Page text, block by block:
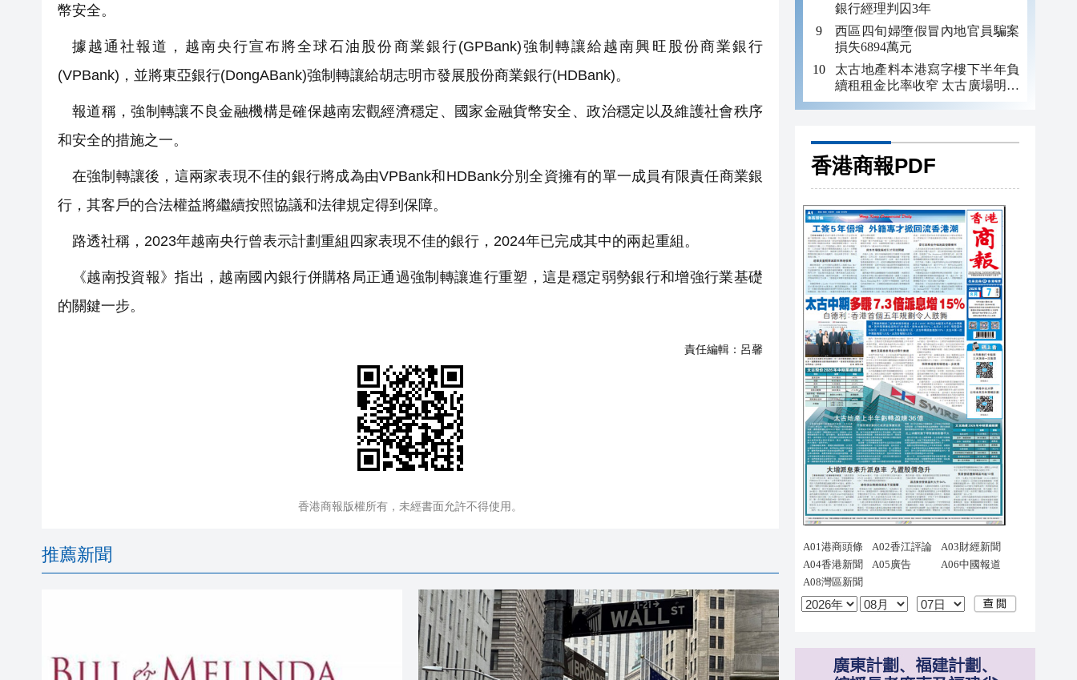
幣安全。
據越通社報道，越南央行宣布將全球石油股份商業銀行(GPBank)強制轉讓給越南興旺股份商業銀行
(VPBank)，並將東亞銀行(DongABank)強制轉讓給胡志明市發展股份商業銀行(HDBank)。
報道稱，強制轉讓不良金融機構是確保越南宏觀經濟穩定、國家金融貨幣安全、政治穩定以及維護社會秩序
和安全的措施之一。
在強制轉讓後，這兩家表現不佳的銀行將成為由VPBank和HDBank分別全資擁有的單一成員有限責任商業銀
行，其客戶的合法權益將繼續按照協議和法律規定得到保障。
路透社稱，2023年越南央行曾表示計劃重組四家表現不佳的銀行，2024年已完成其中的兩起重組。
《越南投資報》指出，越南國內銀行併購格局正通過強制轉讓進行重塑，這是穩定弱勢銀行和增強行業基礎
的關鍵一步。
責任編輯： 呂馨
香港商報版權所有，未經書面允許不得使用。
推薦新聞
銀行經理判囚3年
西區四旬婦墮假冒內地官員騙案
損失6894萬元
太古地產料本港寫字樓下半年負
續租租金比率收窄 太古廣場明年
轉正
香港商報PDF